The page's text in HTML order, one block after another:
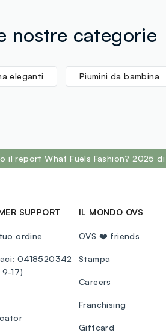
nostre categorie
eleganti Piumini da bambina
report What Fuels Fashion? 2025 di
SUPPORT
ordine
0418520342
17)
IL MONDO OVS
OVS ❤️ friends
Stampa
Careers
Franchising
Giftcard